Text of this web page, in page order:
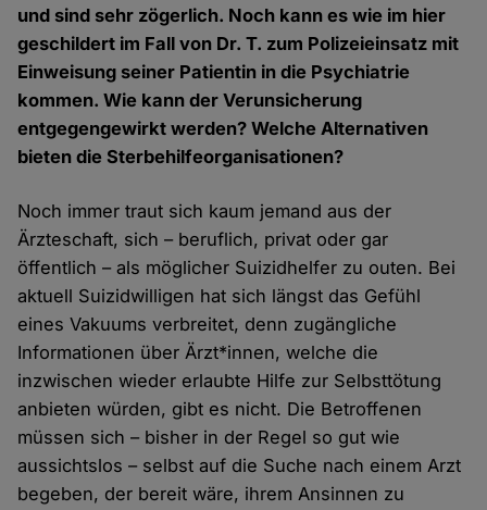
und sind sehr zögerlich. Noch kann es wie im hier
geschildert im Fall von Dr. T. zum Polizeieinsatz mit
Einweisung seiner Patientin in die Psychiatrie
kommen. Wie kann der Verunsicherung
entgegengewirkt werden? Welche Alternativen
bieten die Sterbehilfeorganisationen?
Noch immer traut sich kaum jemand aus der
Ärzteschaft, sich – beruflich, privat oder gar
öffentlich – als möglicher Suizidhelfer zu outen. Bei
aktuell Suizidwilligen hat sich längst das Gefühl
eines Vakuums verbreitet, denn zugängliche
Informationen über Ärzt*innen, welche die
inzwischen wieder erlaubte Hilfe zur Selbsttötung
anbieten würden, gibt es nicht. Die Betroffenen
müssen sich – bisher in der Regel so gut wie
aussichtslos – selbst auf die Suche nach einem Arzt
begeben, der bereit wäre, ihrem Ansinnen zu